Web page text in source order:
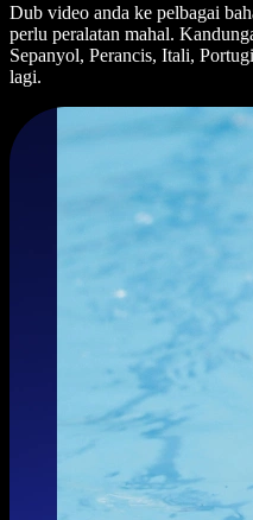
Dub video anda ke pelbagai
perlu peralatan mahal.
Sepanyol, Perancis, Itali,
lagi.